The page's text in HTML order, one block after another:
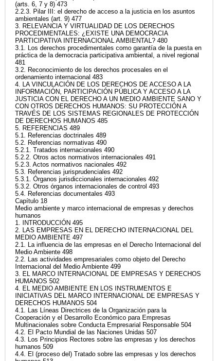
(arts. 6, 7 y 8) 473
2.2.3. Pilar III: el derecho de acceso a la justicia en los asuntos
ambientales (art. 9) 477
3. RELEVANCIA Y VIRTUALIDAD DE LOS DERECHOS
PROCEDIMENTALES: ¿EXISTE UNA DEMOCRACIA
PARTICIPATIVA INTERNACIONAL AMBIENTAL? 480
3.1. Los derechos procedimentales como garantía de la puesta en
práctica de la democracia participativa ambiental, a nivel regional
481
3.2. Reconocimiento de los derechos procesales en el
ordenamiento internacional 483
4. LA VINCULACIÓN DE LOS DERECHOS DE ACCESO A LA
INFORMACIÓN, PARTICIPACIÓN PÚBLICA Y ACCESO A LA
JUSTICIA CON EL DERECHO A UN MEDIO AMBIENTE SANO Y
CON OTROS DERECHOS HUMANOS: SU PROTECCIÓN A
TRAVÉS DE LOS SISTEMAS REGIONALES DE PROTECCIÓN
DE DERECHOS HUMANOS 485
5. REFERENCIAS 489
5.1. Referencias doctrinales 489
5.2. Referencias normativas 490
5.2.1. Tratados internacionales 490
5.2.2. Otros actos normativos internacionales 491
5.2.3. Actos normativos nacionales 492
5.3. Referencias jurisprudenciales 492
5.3.1. Órganos jurisdiccionales internacionales 492
5.3.2. Otros órganos internacionales de control 493
5.4. Referencias documentales 493
Capítulo 18
Medio ambiente y marco internacional de empresas y derechos
humanos
1. INTRODUCCIÓN 495
2. LAS EMPRESAS EN EL DERECHO INTERNACIONAL DEL
MEDIO AMBIENTE 497
2.1. La influencia de las empresas en el Derecho Internacional del
Medio Ambiente 498
2.2. Las actividades empresariales como objeto del Derecho
Internacional del Medio Ambiente 499
3. EL MARCO INTERNACIONAL DE EMPRESAS Y DERECHOS
HUMANOS 502
4. EL MEDIO AMBIENTE EN LOS INSTRUMENTOS E
INICIATIVAS DEL MARCO INTERNACIONAL DE EMPRESAS Y
DERECHOS HUMANOS 504
4.1. Las Líneas Directrices de la Organización para la
Cooperación y el Desarrollo Económico para Empresas
Multinacionales sobre Conducta Empresarial Responsable 504
4.2. El Pacto Mundial de las Naciones Unidas 507
4.3. Los Principios Rectores sobre las empresas y los derechos
humanos 509
4.4. El (proceso del) Tratado sobre las empresas y los derechos